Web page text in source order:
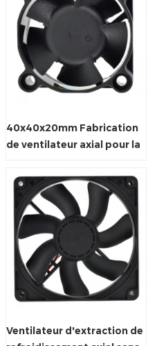
40x40x20mm Fabrication
de ventilateur axial pour la
Ventilateur d'extraction de